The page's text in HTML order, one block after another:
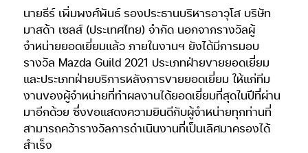
นายธีร์ เพิ่มพงศ์พันธ์ รองประธานบริหารอาวุโส บริษัท
มาสด้า เซลส์ (ประเทศไทย) จำกัด นอกจากรางวัลผู้
จำหน่ายยอดเยี่ยมแล้ว ภายในงานฯ ยังได้มีการมอบ
รางวัล Mazda Guild 2021 ประเภทฝ่ายขายยอดเยี่ยม
และประเภทฝ่ายบริการหลังการขายยอดเยี่ยม ให้แก่ทีม
งานของผู้จำหน่ายที่ทำผลงานได้ยอดเยี่ยมที่สุดในปีที่ผ่าน
มาอีกด้วย ซึ่งขอแสดงความยินดีกับผู้จำหน่ายทุกท่านที่
สามารถคว้ารางวัลการดำเนินงานที่เป็นเลิศมาครองได้
สำเร็จ